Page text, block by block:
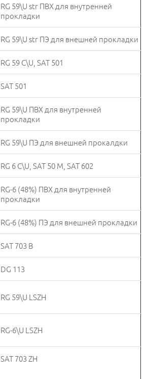
RG 59\U str ПВХ для внутренней
прокладки
RG 59\U str ПЭ для внешней прокладки
RG 59 С\U, SAT 501
SAT 501
RG 59\U ПВХ для внутренней
прокладки
RG 59\U ПЭ для внешней прокалдки
RG 6 С\U, SAT 50 M, SAT 602
RG-6 (48%) ПВХ для внутренней
прокладки
RG-6 (48%) ПЭ для внешней прокладки
SAT 703 B
DG 113
RG 59\U LSZH
RG-6\U LSZH
SAT 703 ZH